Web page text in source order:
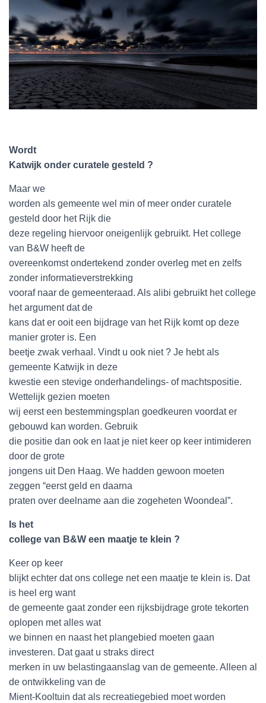
Wordt
Katwijk onder curatele gesteld ?
Maar we
worden als gemeente wel min of meer onder curatele
gesteld door het Rijk die
deze regeling hiervoor oneigenlijk gebruikt. Het college
van B&W heeft de
overeenkomst ondertekend zonder overleg met en zelfs
zonder informatieverstrekking
vooraf naar de gemeenteraad. Als alibi gebruikt het college
het argument dat de
kans dat er ooit een bijdrage van het Rijk komt op deze
manier groter is. Een
beetje zwak verhaal. Vindt u ook niet ? Je hebt als
gemeente Katwijk in deze
kwestie een stevige onderhandelings- of machtspositie.
Wettelijk gezien moeten
wij eerst een bestemmingsplan goedkeuren voordat er
gebouwd kan worden. Gebruik
die positie dan ook en laat je niet keer op keer intimideren
door de grote
jongens uit Den Haag. We hadden gewoon moeten
zeggen “eerst geld en daarna
praten over deelname aan die zogeheten Woondeal”.
Is het
college van B&W een maatje te klein ?
Keer op keer
blijkt echter dat ons college net een maatje te klein is. Dat
is heel erg want
de gemeente gaat zonder een rijksbijdrage grote tekorten
oplopen met alles wat
we binnen en naast het plangebied moeten gaan
investeren. Dat gaat u straks direct
merken in uw belastingaanslag van de gemeente. Alleen al
de ontwikkeling van de
Mient-Kooltuin dat als recreatiegebied moet worden